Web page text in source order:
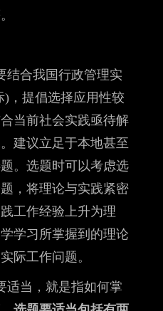
结合我国行政管理实
)，提倡选择应用性较
当前社会实践亟待解
建议立足于本地甚至
。选题时可以考虑选
，将理论与实践紧密
工作经验上升为理
学习所掌握到的理论
际工作问题。
适当，就是指如何掌